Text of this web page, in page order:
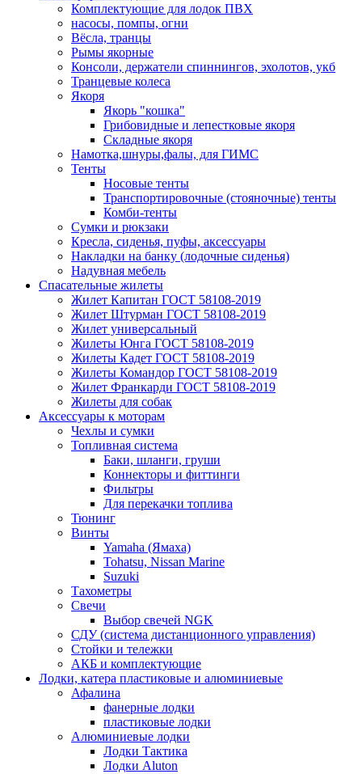
Комплектующие для лодок ПВХ
насосы, помпы, огни
Вёсла, транцы
Рымы якорные
Консоли, держатели спиннингов, эхолотов, укб
Транцевые колеса
Якоря
Якорь "кошка"
Грибовидные и лепестковые якоря
Складные якоря
Намотка,шнуры,фалы, для ГИМС
Тенты
Носовые тенты
Транспортировочные (стояночные) тенты
Комби-тенты
Сумки и рюкзаки
Кресла, сиденья, пуфы, аксессуары
Накладки на банку (лодочные сиденья)
Надувная мебель
Спасательные жилеты
Жилет Капитан ГОСТ 58108-2019
Жилет Штурман ГОСТ 58108-2019
Жилет универсальный
Жилеты Юнга ГОСТ 58108-2019
Жилеты Кадет ГОСТ 58108-2019
Жилеты Командор ГОСТ 58108-2019
Жилет Франкарди ГОСТ 58108-2019
Жилеты для собак
Аксессуары к моторам
Чехлы и сумки
Топливная система
Баки, шланги, груши
Коннекторы и фиттинги
Фильтры
Для перекачки топлива
Тюнинг
Винты
Yamaha (Ямаха)
Tohatsu, Nissan Marine
Suzuki
Тахометры
Свечи
Выбор свечей NGK
СДУ (система дистанционного управления)
Стойки и тележки
АКБ и комплектующие
Лодки, катера пластиковые и алюминиевые
Афалина
фанерные лодки
пластиковые лодки
Алюминиевые лодки
Лодки Тактика
Лодки Aluton